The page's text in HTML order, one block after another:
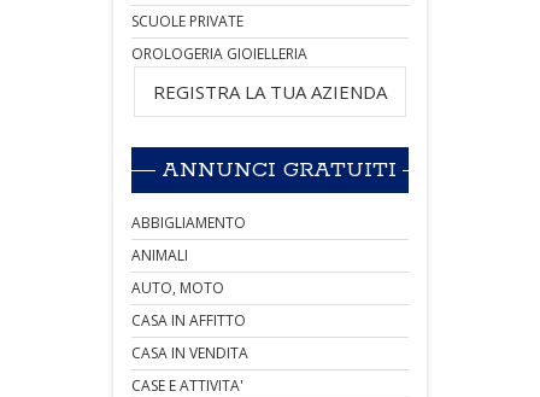
SCUOLE PRIVATE
OROLOGERIA GIOIELLERIA
REGISTRA LA TUA AZIENDA
ANNUNCI GRATUITI
ABBIGLIAMENTO
ANIMALI
AUTO, MOTO
CASA IN AFFITTO
CASA IN VENDITA
CASE E ATTIVITA'